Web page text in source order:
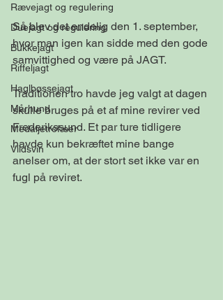
Rævejagt og regulering
Duejagt og regulering
Bukkejagt
Riffeljagt
Haglbøssejagt
Mårhund
Medaljetrofæer
Vildsvin
Så blev det endelig den 1. september,
hvor man igen kan sidde med den gode
samvittighed og være på JAGT.
Traditionen tro havde jeg valgt at dagen
skulle bruges på et af mine revirer ved
Frederikssund. Et par ture tidligere
havde kun bekræftet mine bange
anelser om, at der stort set ikke var en
fugl på reviret.